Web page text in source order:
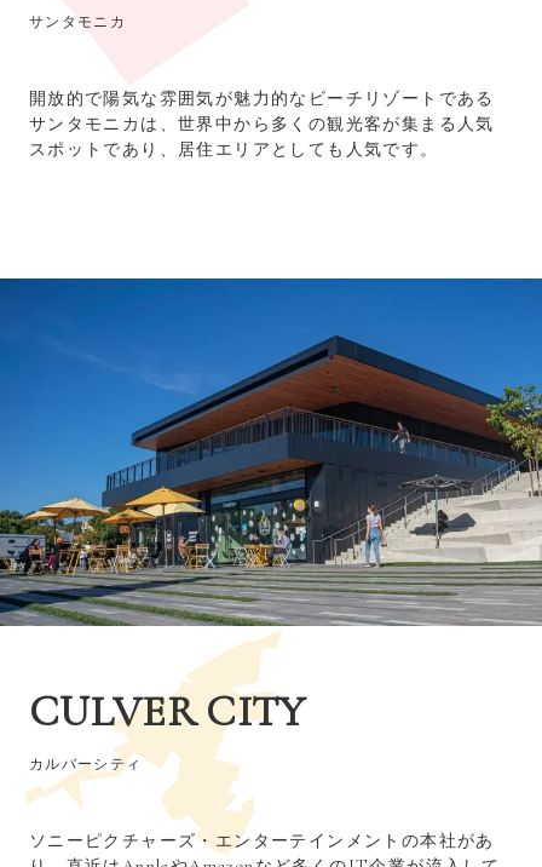
サンタモニカ
開放的で陽気な雰囲気が魅力的なビーチリゾートである
サンタモニカは、世界中から多くの観光客が集まる人気
スポットであり、居住エリアとしても人気です。
CULVER CITY
カルバーシティ
ソニーピクチャーズ・エンターテインメントの本社があ